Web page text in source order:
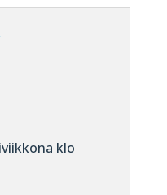
klo